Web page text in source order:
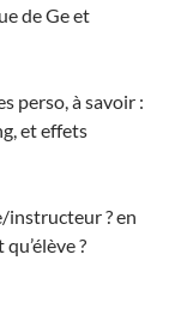
de Ge et
perso, à savoir :
et effets
instructeur ? en
?